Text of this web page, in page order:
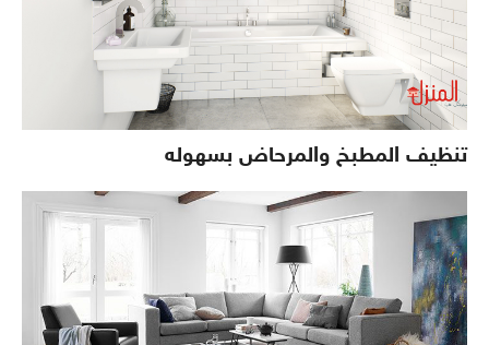
تنظيف المطبخ والمرحاض بسهوله